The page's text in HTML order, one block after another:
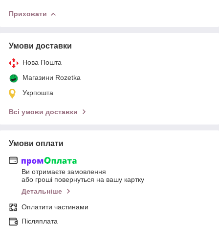
Приховати
Умови доставки
Нова Пошта
Магазини Rozetka
Укрпошта
Всі умови доставки
Умови оплати
Ви отримаєте замовлення
або гроші повернуться на вашу картку
Детальніше
Оплатити частинами
Післяплата